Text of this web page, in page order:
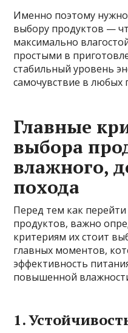
Именно поэтому
выбору продуктов —
максимально
простыми в
стабильный уровень
самочувствие в любых
Главные
выбора
влажного,
похода
Перед тем как перейти
продуктов, важно
критериям их стоит
главных моментов,
эффективность
повышенной
1.